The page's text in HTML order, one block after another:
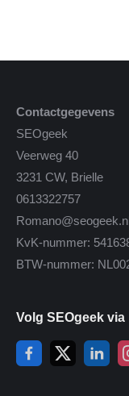
Contactgegevens
SEOgeek
Veerweg 40
3231 CW, Brielle
0613322757
KvK-nummer:
BTW-nummer:
Volg SEOgeek via